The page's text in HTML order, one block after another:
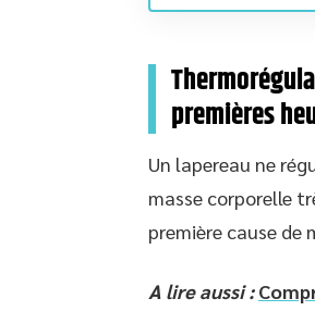
premières
Un lapereau ne
masse corporelle
première cause
A lire aussi :